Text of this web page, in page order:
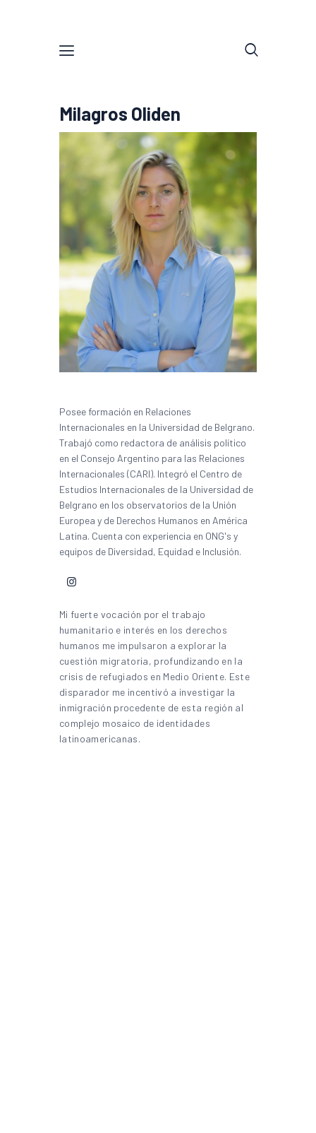
Milagros Oliden
Posee formación en Relaciones
Internacionales en la Universidad de Belgrano.
Trabajó como redactora de análisis político
en el Consejo Argentino para las Relaciones
Internacionales (CARI). Integró el Centro de
Estudios Internacionales de la Universidad de
Belgrano en los observatorios de la Unión
Europea y de Derechos Humanos en América
Latina. Cuenta con experiencia en ONG's y
equipos de Diversidad, Equidad e Inclusión.
Mi fuerte vocación por el trabajo
humanitario e interés en los derechos
humanos me impulsaron a explorar la
cuestión migratoria, profundizando en la
crisis de refugiados en Medio Oriente. Este
disparador me incentivó a investigar la
inmigración procedente de esta región al
complejo mosaico de identidades
latinoamericanas.